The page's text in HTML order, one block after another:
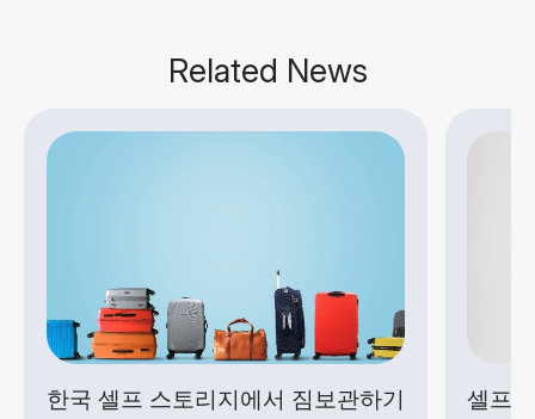
Related News
한국 셀프 스토리지에서 짐보관하기 셀프